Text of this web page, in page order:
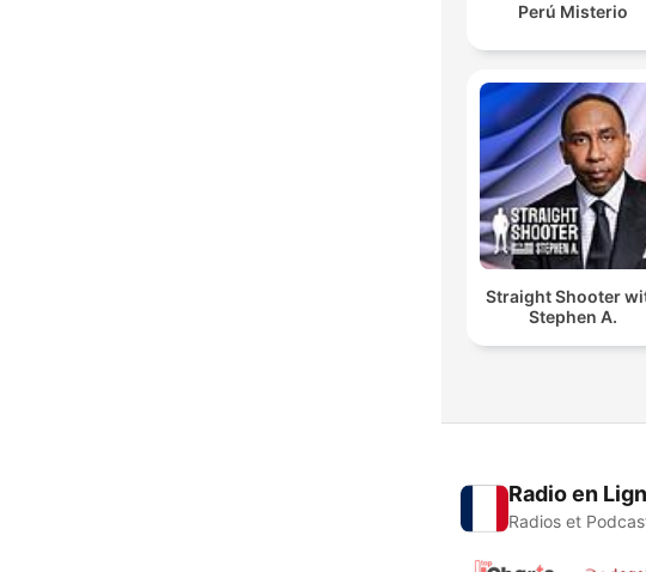
Perú Misterio
Straight Shooter
Stephen A.
Radio en
Radios et